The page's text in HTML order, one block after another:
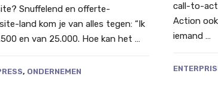
Snuffelend en offerte-
land kom je van alles tegen: “Ik
en van 25.000. Hoe kan het …
, ONDERNEMEN
call-to-
Action ook
iemand …